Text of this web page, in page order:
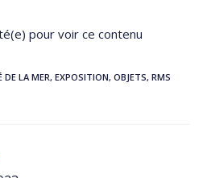
pour voir ce contenu
DE LA MER, EXPOSITION, OBJETS, RMS